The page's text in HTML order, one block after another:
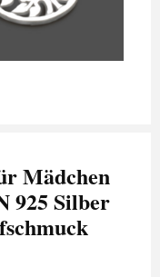
Mädchen
925 Silber